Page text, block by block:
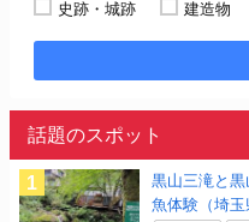
史跡・城跡
建造物
話題のスポット
黒山三滝と黒
魚体験（埼玉